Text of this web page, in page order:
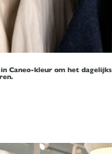
Caneo-kleur om het